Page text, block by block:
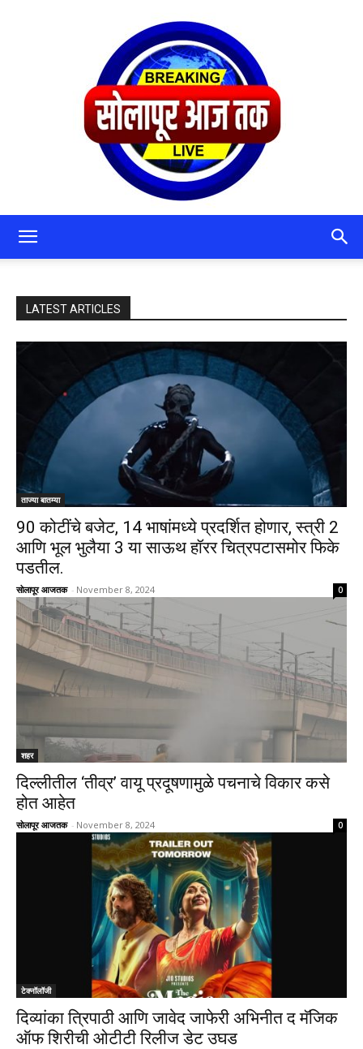
आजतक
LATEST ARTICLES
ताज्या बातम्या
90 कोटींचे बजेट, 14 भाषांमध्ये प्रदर्शित होणार, स्त्री 2
आणि भूल भुलैया 3 या साऊथ हॉरर चित्रपटासमोर फिके
पडतील.
सोलापूर आजतक - November 8, 2024 0
शहर
दिल्लीतील ‘तीव्र’ वायू प्रदूषणामुळे पचनाचे विकार कसे
होत आहेत
सोलापूर आजतक - November 8, 2024 0
टेक्नॉलॉजी
दिव्यांका त्रिपाठी आणि जावेद जाफेरी अभिनीत द मॅजिक
ऑफ शिरीची ओटीटी रिलीज डेट उघड